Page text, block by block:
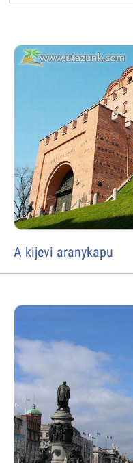
A kijevi aranykapu